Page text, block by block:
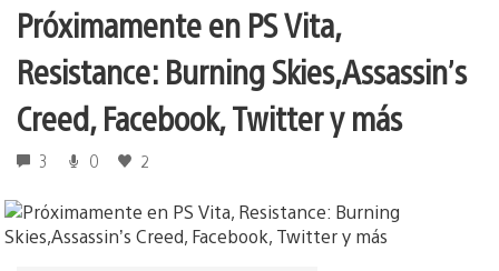
Próximamente en PS Vita,
Resistance: Burning Skies,Assassin’s
Creed, Facebook, Twitter y más
3 0 2